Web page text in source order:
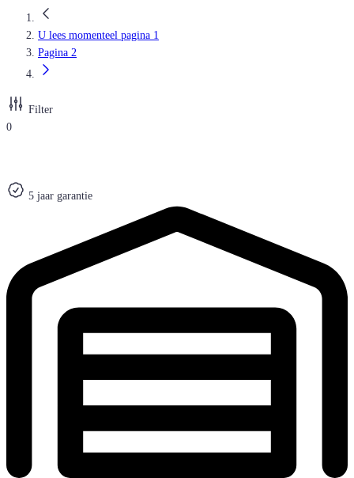
Filter
0
U lees momenteel pagina 1
Pagina 2
5 jaar garantie